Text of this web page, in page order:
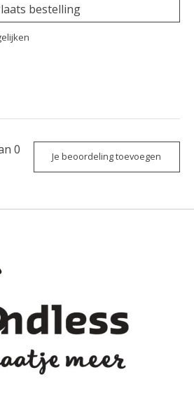
bestelling
0
Je beoordeling toevoegen